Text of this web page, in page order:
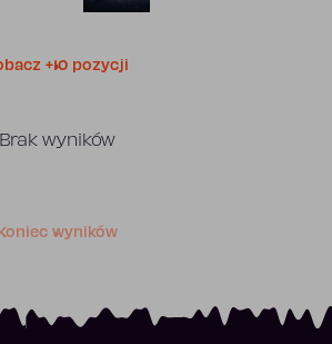
+10 pozycji
Brak wyników
Koniec wyników